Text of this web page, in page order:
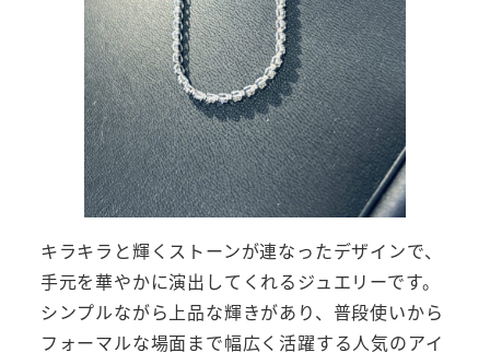
キラキラと輝くストーンが連なったデザインで、
手元を華やかに演出してくれるジュエリーです。
シンプルながら上品な輝きがあり、普段使いから
フォーマルな場面まで幅広く活躍する人気のアイ